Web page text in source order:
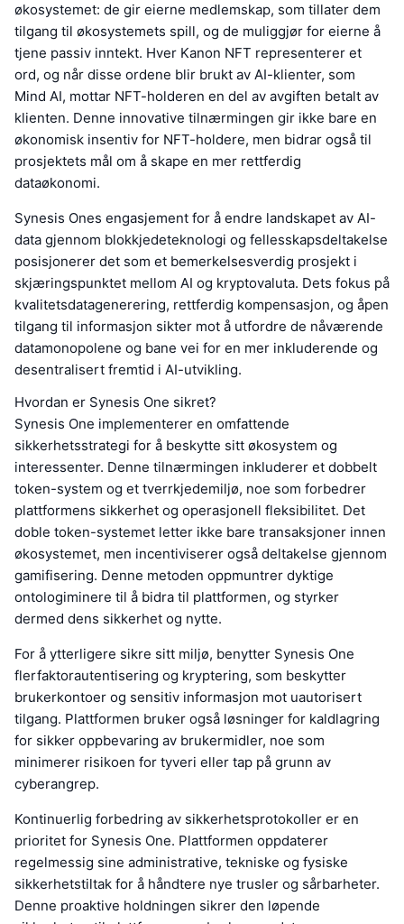
økosystemet: de gir eierne medlemskap, som tillater dem
tilgang til økosystemets spill, og de muliggjør for eierne å
tjene passiv inntekt. Hver Kanon NFT representerer et
ord, og når disse ordene blir brukt av AI-klienter, som
Mind AI, mottar NFT-holderen en del av avgiften betalt av
klienten. Denne innovative tilnærmingen gir ikke bare en
økonomisk insentiv for NFT-holdere, men bidrar også til
prosjektets mål om å skape en mer rettferdig
dataøkonomi.
Synesis Ones engasjement for å endre landskapet av AI-
data gjennom blokkjedeteknologi og fellesskapsdeltakelse
posisjonerer det som et bemerkelsesverdig prosjekt i
skjæringspunktet mellom AI og kryptovaluta. Dets fokus på
kvalitetsdatagenerering, rettferdig kompensasjon, og åpen
tilgang til informasjon sikter mot å utfordre de nåværende
datamonopolene og bane vei for en mer inkluderende og
desentralisert fremtid i AI-utvikling.
Hvordan er Synesis One sikret?
Synesis One implementerer en omfattende
sikkerhetsstrategi for å beskytte sitt økosystem og
interessenter. Denne tilnærmingen inkluderer et dobbelt
token-system og et tverrkjedemiljø, noe som forbedrer
plattformens sikkerhet og operasjonell fleksibilitet. Det
doble token-systemet letter ikke bare transaksjoner innen
økosystemet, men incentiviserer også deltakelse gjennom
gamifisering. Denne metoden oppmuntrer dyktige
ontologiminere til å bidra til plattformen, og styrker
dermed dens sikkerhet og nytte.
For å ytterligere sikre sitt miljø, benytter Synesis One
flerfaktorautentisering og kryptering, som beskytter
brukerkontoer og sensitiv informasjon mot uautorisert
tilgang. Plattformen bruker også løsninger for kaldlagring
for sikker oppbevaring av brukermidler, noe som
minimerer risikoen for tyveri eller tap på grunn av
cyberangrep.
Kontinuerlig forbedring av sikkerhetsprotokoller er en
prioritet for Synesis One. Plattformen oppdaterer
regelmessig sine administrative, tekniske og fysiske
sikkerhetstiltak for å håndtere nye trusler og sårbarheter.
Denne proaktive holdningen sikrer den løpende